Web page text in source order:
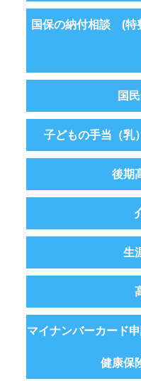
国保の納付相談 (特
国
子どもの手当（乳
後期
生
マイナンバーカード
健康保